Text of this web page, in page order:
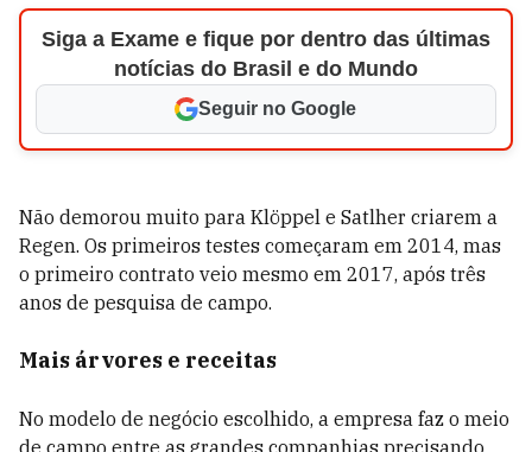
Siga a Exame e fique por dentro das últimas
notícias do Brasil e do Mundo
Seguir no Google
Não demorou muito para Klöppel e Satlher criarem a
Regen. Os primeiros testes começaram em 2014, mas
o primeiro contrato veio mesmo em 2017, após três
anos de pesquisa de campo.
Mais árvores e receitas
No modelo de negócio escolhido, a empresa faz o meio
de campo entre as grandes companhias precisando